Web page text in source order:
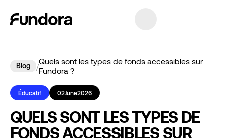
Blog /Quels sont les types de fonds accessibles sur
Fundora ?
Éducatif 02June2026
QUELS SONT LES TYPES DE
FONDS ACCESSIBLES SUR